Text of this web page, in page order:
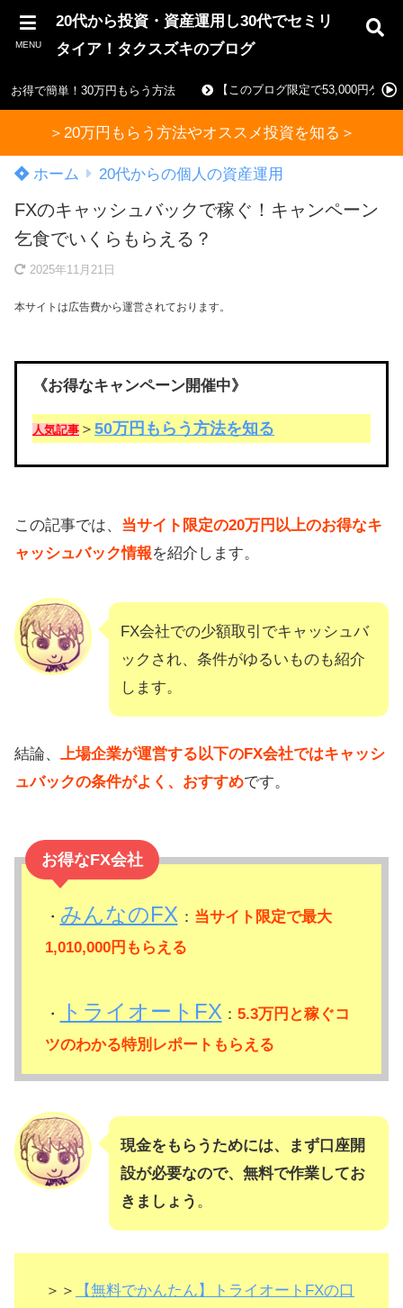
MENU
20代から投資・資産運用し30代でセミリ
タイア！タクスズキのブログ
お得で簡単！30万円もらう方法 【このブログ限定で53,000円ゲッ
＞20万円もらう方法やオススメ投資を知る＞
ホーム 20代からの個人の資産運用
FXのキャッシュバックで稼ぐ！キャンペーン
乞食でいくらもらえる？
2025年11月21日
本サイトは広告費から運営されております。
《お得なキャンペーン開催中》
人気記事 ＞ 50万円もらう方法を知る
この記事では、 当サイト限定の20万円以上のお得なキ
ャッシュバック情報を紹介します。
FX会社での少額取引でキャッシュバ
ックされ、条件がゆるいものも紹介
します。
結論、
上場企業が運営する以下のFX会社ではキャッシ
ュバックの条件がよく、おすすめです。
お得なFX会社
・ みんなのFX ： 当サイト限定で最大
1,010,000円もらえる
・ トライオートFX ： 5.3万円と稼ぐコ
ツのわかる特別レポートもらえる
現金をもらうためには、まず口座開
設が必要なので、無料で作業してお
きましょう 。
＞＞
【無料でかんたん】トライオートFXの口